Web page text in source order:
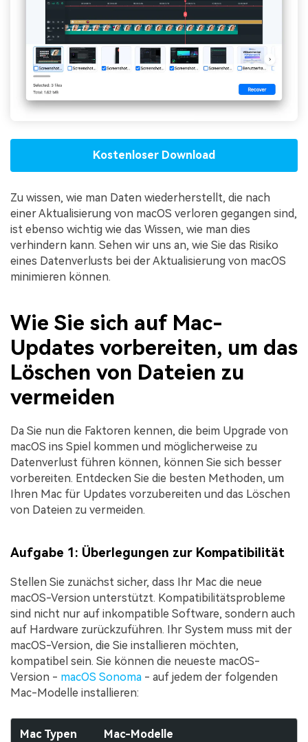
Kostenloser Download
Zu wissen, wie man Daten wiederherstellt, die nach
einer Aktualisierung von macOS verloren gegangen sind,
ist ebenso wichtig wie das Wissen, wie man dies
verhindern kann. Sehen wir uns an, wie Sie das Risiko
eines Datenverlusts bei der Aktualisierung von macOS
minimieren können.
Wie Sie sich auf Mac-
Updates vorbereiten, um das
Löschen von Dateien zu
vermeiden
Da Sie nun die Faktoren kennen, die beim Upgrade von
macOS ins Spiel kommen und möglicherweise zu
Datenverlust führen können, können Sie sich besser
vorbereiten. Entdecken Sie die besten Methoden, um
Ihren Mac für Updates vorzubereiten und das Löschen
von Dateien zu vermeiden.
Aufgabe 1: Überlegungen zur Kompatibilität
Stellen Sie zunächst sicher, dass Ihr Mac die neue
macOS-Version unterstützt. Kompatibilitätsprobleme
sind nicht nur auf inkompatible Software, sondern auch
auf Hardware zurückzuführen. Ihr System muss mit der
macOS-Version, die Sie installieren möchten,
kompatibel sein. Sie können die neueste macOS-
Version - macOS Sonoma - auf jedem der folgenden
Mac-Modelle installieren:
Mac Typen Mac-Modelle